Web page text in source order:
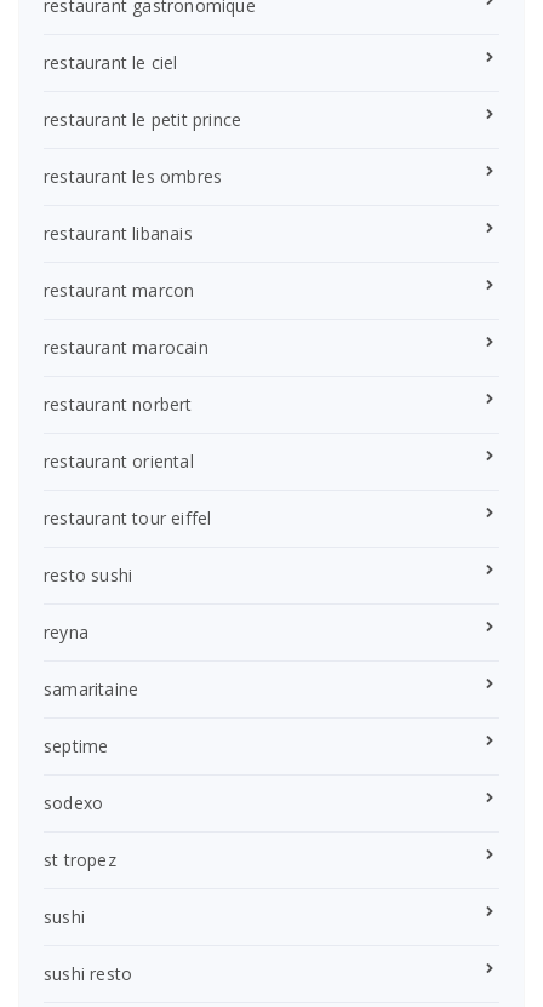
restaurant gastronomique
restaurant le ciel
restaurant le petit prince
restaurant les ombres
restaurant libanais
restaurant marcon
restaurant marocain
restaurant norbert
restaurant oriental
restaurant tour eiffel
resto sushi
reyna
samaritaine
septime
sodexo
st tropez
sushi
sushi resto